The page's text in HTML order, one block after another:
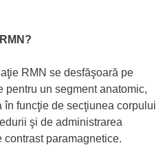
RMN se desfăşoară pe
pentru un segment anatomic,
în funcţie de secţiunea corpului
şi de administrarea
paramagnetice.